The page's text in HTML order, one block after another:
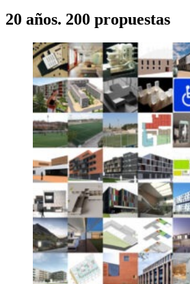
20 años. 200 propuestas